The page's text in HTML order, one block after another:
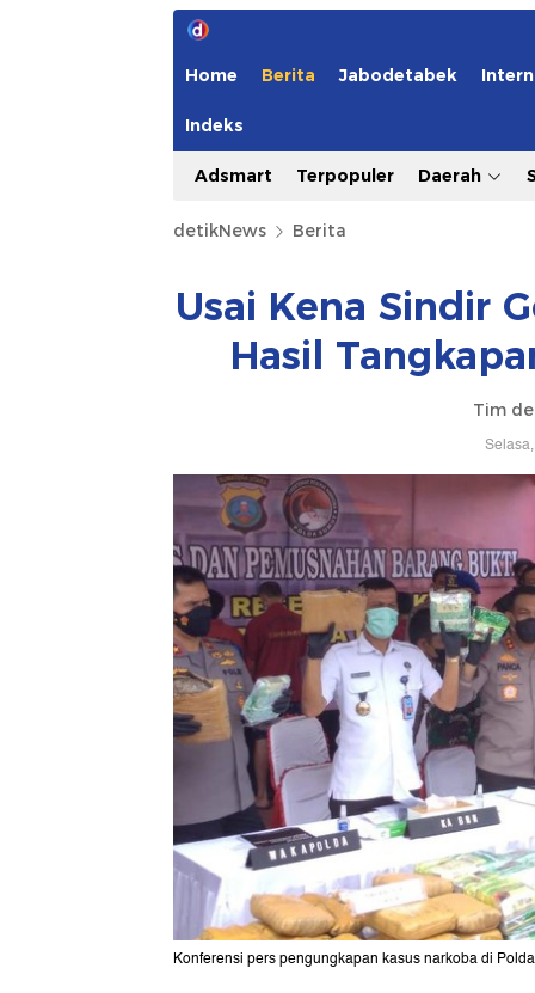
Home Berita Jabodetabek
Indeks
Adsmart Terpopuler Daerah
detikNews Berita
Usai Kena Sindir
Hasil
Tim
Konferensi pers pengungkapan kasus narkoba di